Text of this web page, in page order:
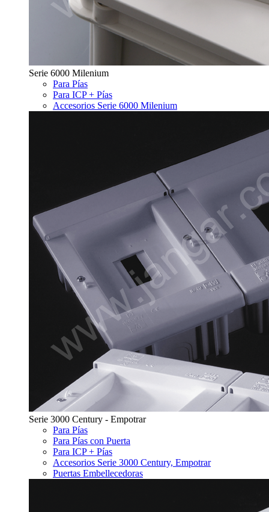
Serie 6000 Milenium
Para Pías
Para ICP + Pías
Accesorios Serie 6000 Milenium
Serie 3000 Century - Empotrar
Para Pías
Para Pías con Puerta
Para ICP + Pías
Accesorios Serie 3000 Century, Empotrar
Puertas Embellecedoras